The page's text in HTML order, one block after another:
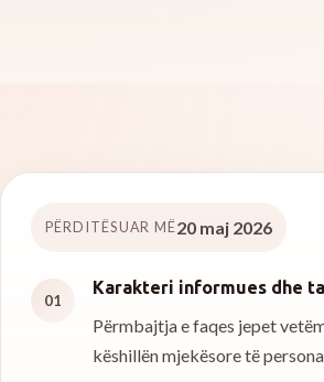
PËRDITËSUAR MË20 maj 2026
01
Karakteri informues dhe
Përmbajtja e faqes jepet
këshillën mjekësore të